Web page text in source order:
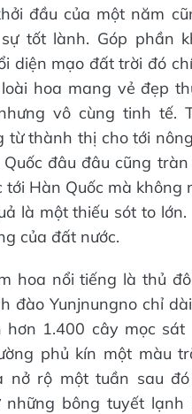
đầu của một năm
tốt lành. Góp phần
diện mạo đất trời đó
hoa mang vẻ đẹp
vô cùng tinh tế.
từ thành thị cho tới
đâu đâu cũng
tới Hàn Quốc mà không
là một thiếu sót to lớn.
của đất nước.
hoa nổi tiếng là thủ đô
đào Yunjnungno chỉ
hơn 1.400 cây mọc sát
phủ kín một màu
nở rộ một tuần sau
những bông tuyết lạnh